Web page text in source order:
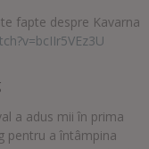
fapte despre Kavarna
a adus mii în prima
pentru a întâmpina